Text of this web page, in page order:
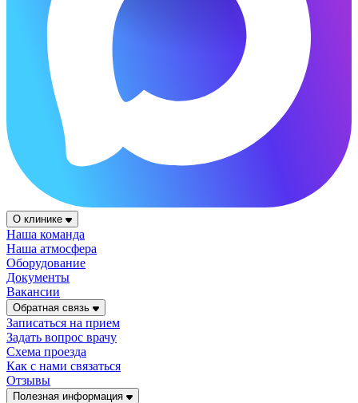
О клинике
Наша команда
Наша атмосфера
Оборудование
Документы
Вакансии
Обратная связь
Записаться на прием
Задать вопрос врачу
Схема проезда
Как с нами связаться
Отзывы
Полезная информация